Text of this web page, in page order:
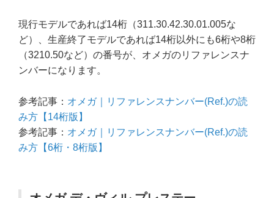
現行モデルであれば14桁（311.30.42.30.01.005な
ど）、生産終了モデルであれば14桁以外にも6桁や8桁
（3210.50など）の番号が、オメガのリファレンスナ
ンバーになります。
参考記事： オメガ｜リファレンスナンバー(Ref.)の読
み方【14桁版】
参考記事： オメガ｜リファレンスナンバー(Ref.)の読
み方【6桁・8桁版】